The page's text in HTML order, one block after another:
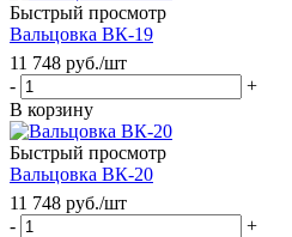
Быстрый просмотр
Вальцовка ВК-19
11 748 руб./шт
-
+
В корзину
Быстрый просмотр
Вальцовка ВК-20
11 748 руб./шт
-
+